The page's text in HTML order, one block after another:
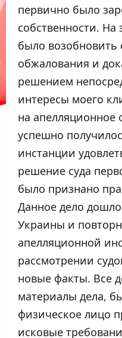
первично было
собственности.
было возобновить
обжалования и
решением
интересы моего
на апелляционное
успешно
инстанции
решение суда
было признано
Данное дело
Украины и
апелляционной
рассмотрении
новые факты. Все
материалы дела,
физическое лицо
исковые